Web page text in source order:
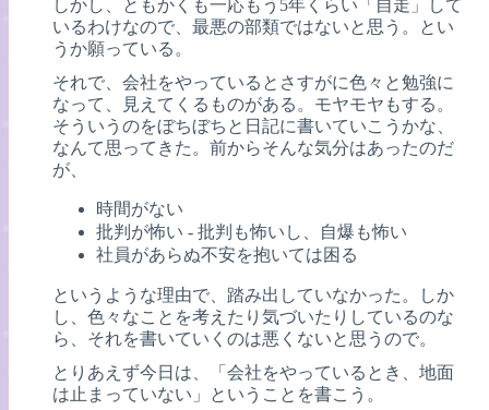
しかし、ともかくも一応もう5年くらい「自走」して
いるわけなので、最悪の部類ではないと思う。とい
うか願っている。
それで、会社をやっているとさすがに色々と勉強に
なって、見えてくるものがある。モヤモヤもする。
そういうのをぼちぼちと日記に書いていこうかな、
なんて思ってきた。前からそんな気分はあったのだ
が、
時間がない
批判が怖い - 批判も怖いし、自爆も怖い
社員があらぬ不安を抱いては困る
というような理由で、踏み出していなかった。しか
し、色々なことを考えたり気づいたりしているのな
ら、それを書いていくのは悪くないと思うので。
とりあえず今日は、「会社をやっているとき、地面
は止まっていない」ということを書こう。